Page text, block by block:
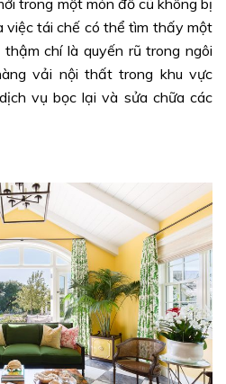
trong một món đồ cũ không bị
việc tái chế có thể tìm thấy một
chí là quyến rũ trong ngôi
vải nội thất trong khu vực
vụ bọc lại và sửa chữa các